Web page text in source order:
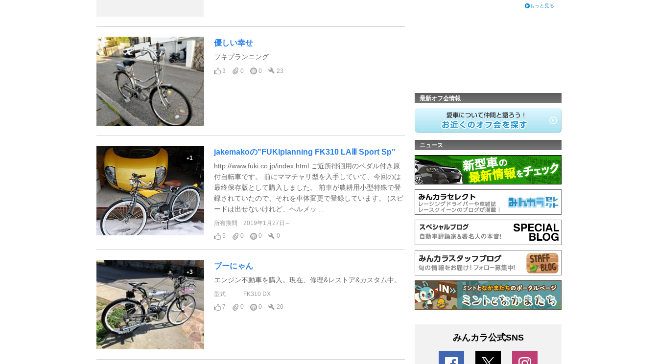
優しい幸せ
フキプランニング
3 0 0 23
+1
jakemakoの"FUKIplanning FK310 LAⅢ Sport Sp"
http://www.fuki.co.jp/index.html ご近所徘徊用のペダル付き原
付自転車です。 前にママチャリ型を入手していて、今回のは
最終保存版として購入しました。 前車が農耕用小型特殊で登
録されていたので、それを車体変更で登録しています。 (スピ
ードは出せないけれど、ヘルメッ ...
所有期間
2019年1月27日～
5
0 0 0
+3
ブーにゃん
エンジン不動車を購入。現在、修理&レストア&カスタム中。
型式
FK310 DX
7
0 0 20
もっと見る
最新オフ会情報
ニュース
みんカラ公式SNS